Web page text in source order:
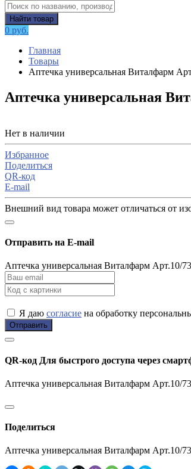
Найти товар
0 руб.
Главная
Товары
Аптечка универсальная Виталфарм
Аптечка универсальная
Нет в наличии
Избранное
Поделиться
QR-код
E-mail
Внешний вид товара может отличаться от
Отправить на E-mail
Аптечка универсальная Виталфарм Арт.10/
Я даю согласие на обработку
Отправить
QR-код Для быстрого доступа через
Аптечка универсальная Виталфарм Арт.10/
Поделиться
Аптечка универсальная Виталфарм Арт.10/